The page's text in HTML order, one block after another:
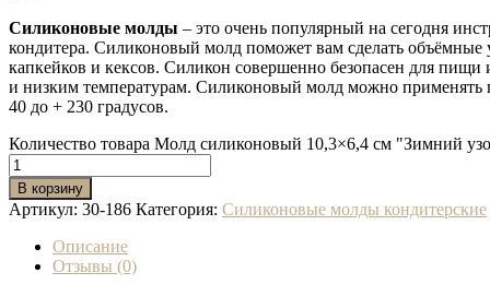
Силиконовые молды – это очень популярный на сегодня
кондитера. Силиконовый молд поможет вам сделать объёмные
капкейков и кексов. Силикон совершенно безопасен для
и низким температурам. Силиконовый молд можно применять
40 до + 230 градусов.
Количество товара Молд силиконовый 10,3×6,4 см "Зимний
В корзину
Артикул: 30-186 Категория: Силиконовые молды кондитерские
Описание
Отзывы (0)